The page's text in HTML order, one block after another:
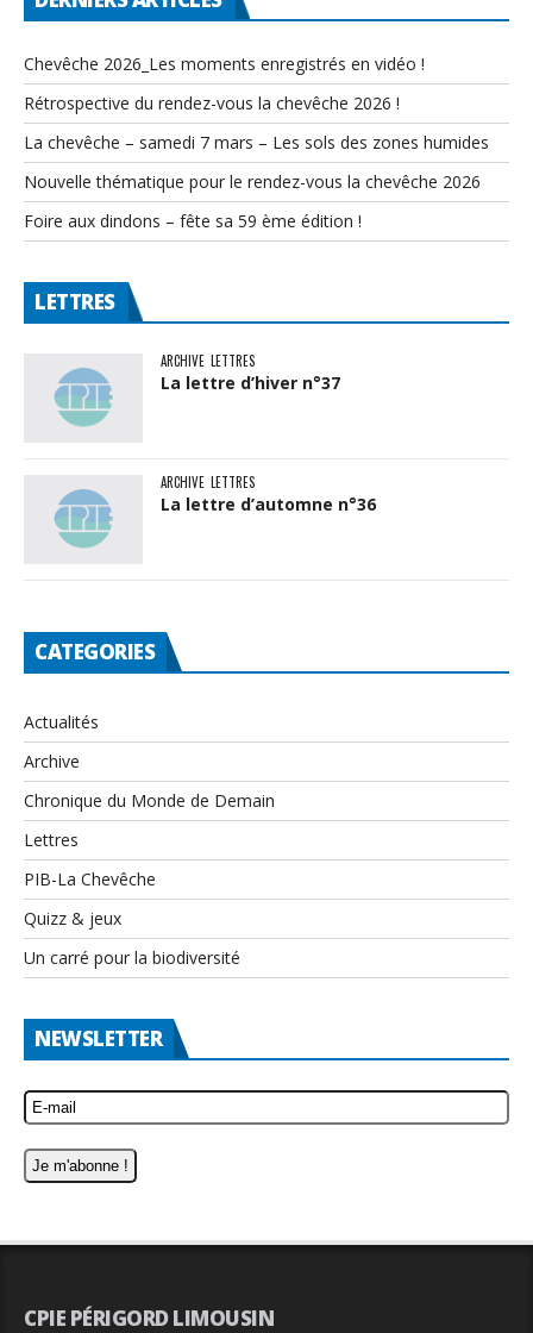
Chevêche 2026_Les moments enregistrés en vidéo !
Rétrospective du rendez-vous la chevêche 2026 !
La chevêche – samedi 7 mars – Les sols des zones humides
Nouvelle thématique pour le rendez-vous la chevêche 2026
Foire aux dindons – fête sa 59 ème édition !
LETTRES
ARCHIVE LETTRES
La lettre d’hiver n°37
ARCHIVE LETTRES
La lettre d’automne n°36
CATEGORIES
Actualités
Archive
Chronique du Monde de Demain
Lettres
PIB-La Chevêche
Quizz & jeux
Un carré pour la biodiversité
NEWSLETTER
CPIE PÉRIGORD LIMOUSIN